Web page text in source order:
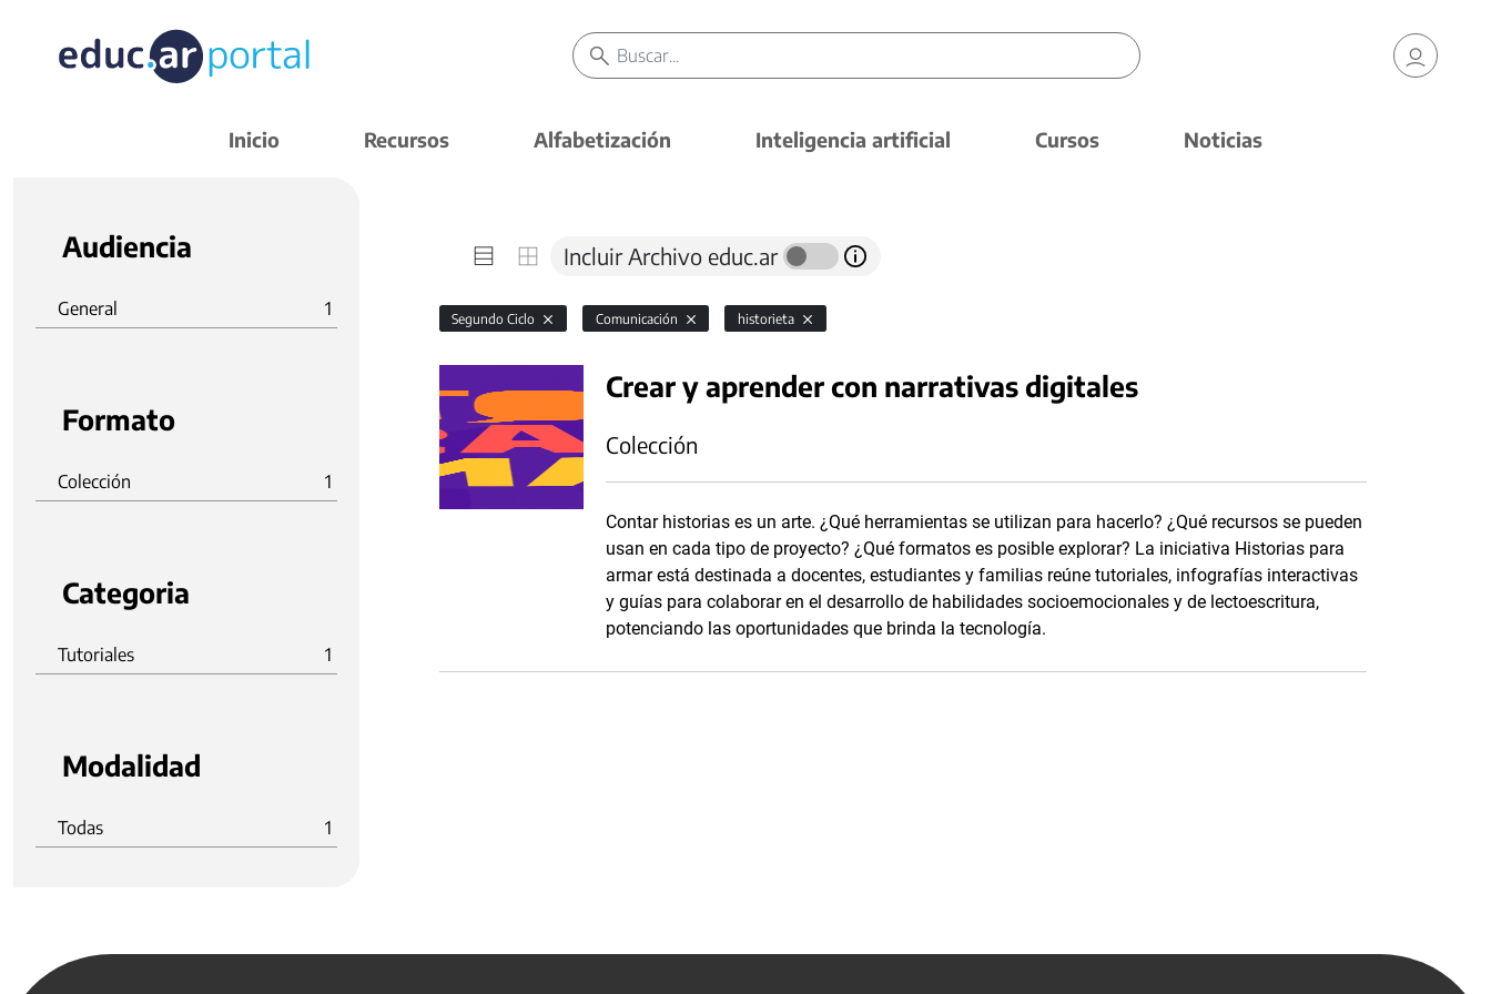
Inicio Recursos Alfabetización Inteligencia artificial Cursos Noticias
Audiencia
General 1
Formato
Colección 1
Categoria
Tutoriales 1
Modalidad
Todas 1
Incluir Archivo educ.ar
Segundo Ciclo Comunicación historieta
Crear y aprender con narrativas digitales
Colección
Contar historias es un arte. ¿Qué herramientas se utilizan para hacerlo? ¿Qué recursos se pueden
usan en cada tipo de proyecto? ¿Qué formatos es posible explorar? La iniciativa Historias para
armar está destinada a docentes, estudiantes y familias reúne tutoriales, infografías interactivas
y guías para colaborar en el desarrollo de habilidades socioemocionales y de lectoescritura,
potenciando las oportunidades que brinda la tecnología.